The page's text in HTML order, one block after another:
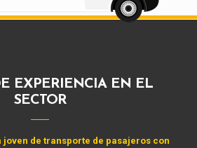
EXPERIENCIA EN EL
SECTOR
joven de transporte de pasajeros con